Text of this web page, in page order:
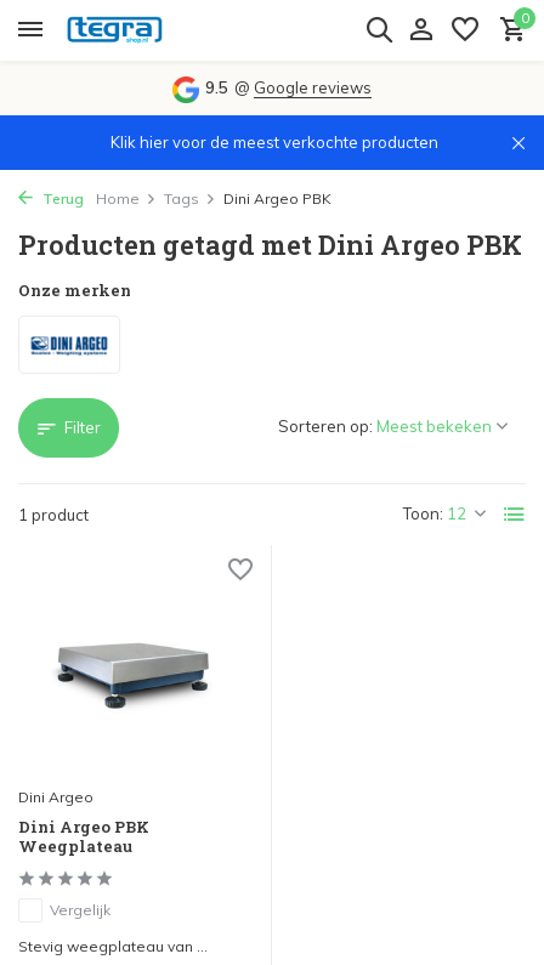
0
9.5 @ Google reviews
Klik hier voor de meest verkochte producten
Terug Home Tags Dini Argeo PBK
Producten getagd met Dini Argeo PBK
Onze merken
Filter
1 product Toon:
Sorteren op:
Dini Argeo
Dini Argeo PBK
Weegplateau
Vergelijk
Stevig weegplateau van ...